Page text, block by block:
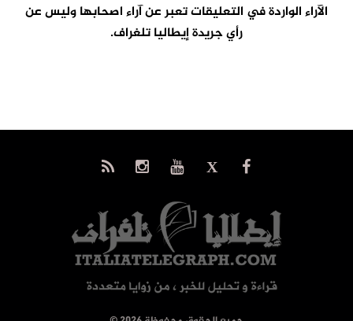
الآراء الواردة في التعليقات تعبر عن آراء اصحابها وليس عن
رأي جريدة إيطاليا تلغراف.